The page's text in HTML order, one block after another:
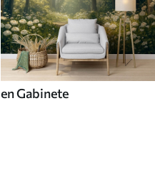
en Gabinete